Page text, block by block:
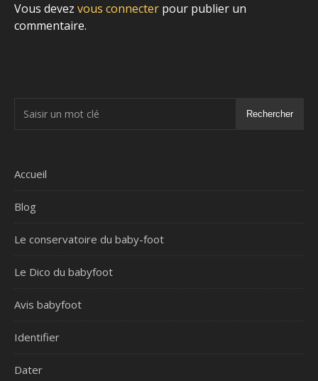
Vous devez vous connecter pour publier un
commentaire.
Rechercher
Accueil
Blog
Le conservatoire du baby-foot
Le Dico du babyfoot
Avis babyfoot
Identifier
Dater